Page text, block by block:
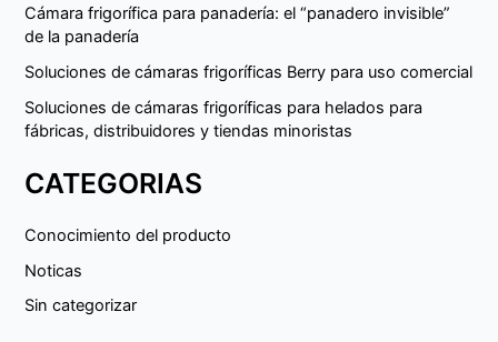
Cámara frigorífica para panadería: el “panadero invisible”
de la panadería
Soluciones de cámaras frigoríficas Berry para uso comercial
Soluciones de cámaras frigoríficas para helados para
fábricas, distribuidores y tiendas minoristas
CATEGORIAS
Conocimiento del producto
Noticas
Sin categorizar